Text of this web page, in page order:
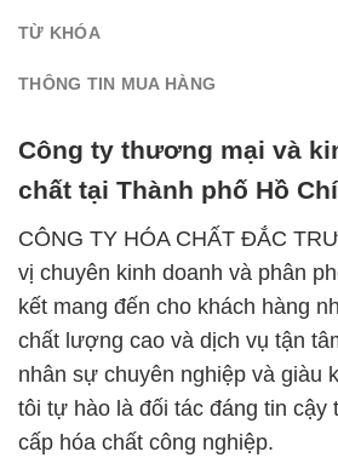
TỪ KHÓA
THÔNG TIN MUA HÀNG
Công ty thương mại và
chất tại Thành phố Hồ
CÔNG TY HÓA CHẤT ĐẮC
vị chuyên kinh doanh và phân
kết mang đến cho khách hàng
chất lượng cao và dịch vụ tận
nhân sự chuyên nghiệp và giàu
tôi tự hào là đối tác đáng tin cậy
cấp hóa chất công nghiệp.